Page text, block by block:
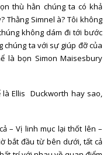
thù hằn chúng ta có khả
Thằng Simnel à? Tôi không
không dám đi tới bước
chúng ta với sự giúp đỡ của
là bọn Simon Maisesbury
là Ellis Duckworth hay sao,
– Vị linh mục lại thốt lên –
bắt đầu từ bên dưới, tất cả